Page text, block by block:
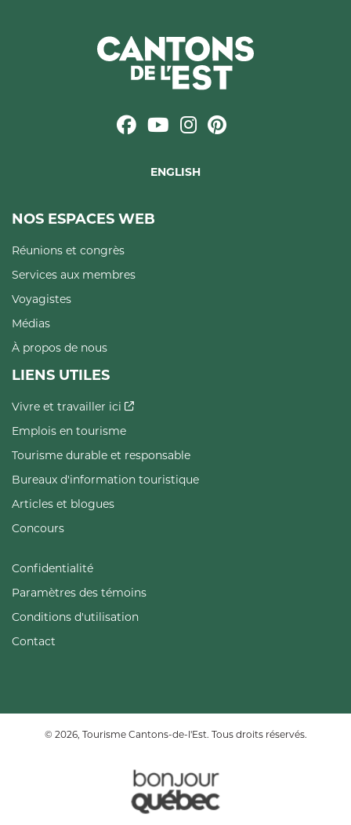
ENGLISH
NOS ESPACES WEB
Réunions et congrès
Services aux membres
Voyagistes
Médias
À propos de nous
LIENS UTILES
Vivre et travailler ici
Emplois en tourisme
Tourisme durable et responsable
Bureaux d'information touristique
Articles et blogues
Concours
Confidentialité
Paramètres des témoins
Conditions d'utilisation
Contact
© 2026, Tourisme Cantons-de-l'Est. Tous droits réservés.